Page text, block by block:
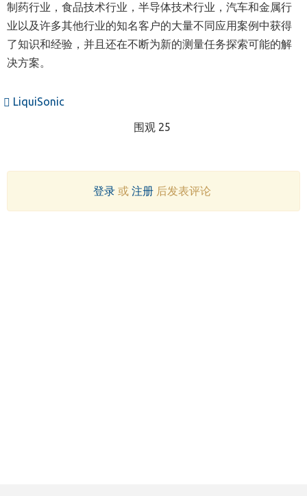
制药行业，食品技术行业，半导体技术行业，汽车和金属行
业以及许多其他行业的知名客户的大量不同应用案例中获得
了知识和经验，并且还在不断为新的测量任务探索可能的解
决方案。
LiquiSonic
围观 25
登录或 注册后发表评论